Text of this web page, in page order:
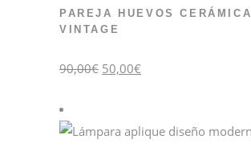
PAREJA HUEVOS CERÁMICA
VINTAGE
90,00€ El
precio
50,00€precio